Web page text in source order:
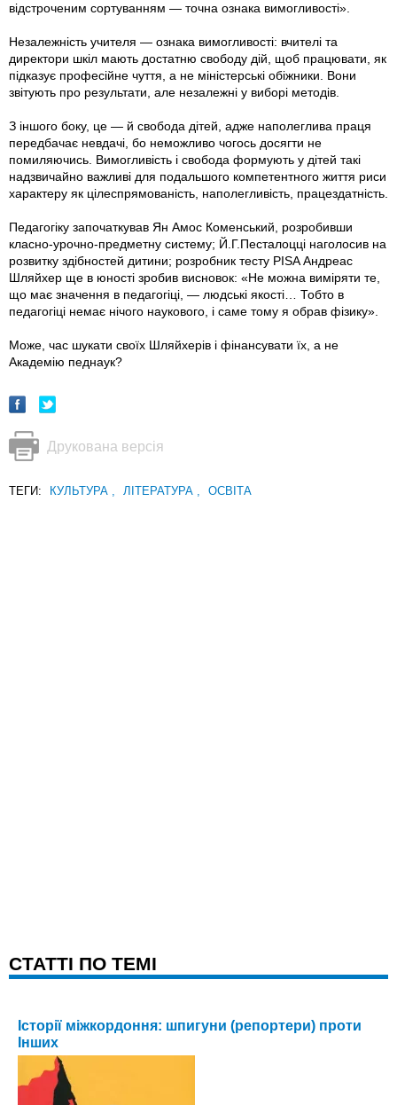
відстроченим сортуванням — точна ознака вимогливості».
Незалежність учителя — ознака вимогливості: вчителі та
директори шкіл мають достатню свободу дій, щоб працювати, як
підказує професійне чуття, а не міністерські обіжники. Вони
звітують про результати, але незалежні у виборі методів.
З іншого боку, це — й свобода дітей, адже наполеглива праця
передбачає невдачі, бо неможливо чогось досягти не
помиляючись. Вимогливість і свобода формують у дітей такі
надзвичайно важливі для подальшого компетентного життя риси
характеру як цілеспрямованість, наполегливість, працездатність.
Педагогіку започаткував Ян Амос Коменський, розробивши
класно-урочно-предметну систему; Й.Г.Песталоцці наголосив на
розвитку здібностей дитини; розробник тесту PISA Андреас
Шляйхер ще в юності зробив висновок: «Не можна виміряти те,
що має значення в педагогіці, — людські якості… Тобто в
педагогіці немає нічого наукового, і саме тому я обрав фізику».
Може, час шукати своїх Шляйхерів і фінансувати їх, а не
Академію педнаук?
Друкована версія
ТЕГИ: КУЛЬТУРА , ЛІТЕРАТУРА , ОСВІТА
CТАТТІ ПО ТЕМІ
Історії міжкордоння: шпигуни (репортери) проти
Інших